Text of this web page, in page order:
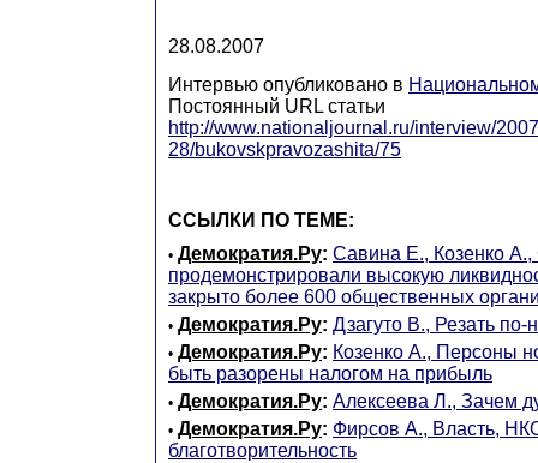
28.08.2007
Интервью опубликовано в
Постоянный URL статьи
http://www.nationaljournal.ru/interview/
28/bukovskpravozashita/75
ССЫЛКИ ПО ТЕМЕ:
• Демократия.Ру: Савина Е., Козенко
продемонстрировали высокую
закрыто более 600 общественных
• Демократия.Ру: Дзагуто В., Резать по-
• Демократия.Ру: Козенко А., Персоны
быть разорены налогом на прибыль
• Демократия.Ру: Алексеева Л., Зачем
• Демократия.Ру: Фирсов А., Власть,
благотворительность